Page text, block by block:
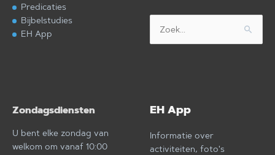
Predicaties
Bijbelstudies
EH App
naar:
Zondagsdiensten
U bent elke zondag van
welkom om vanaf 10:00
EH App
Informatie over
activiteiten, foto's